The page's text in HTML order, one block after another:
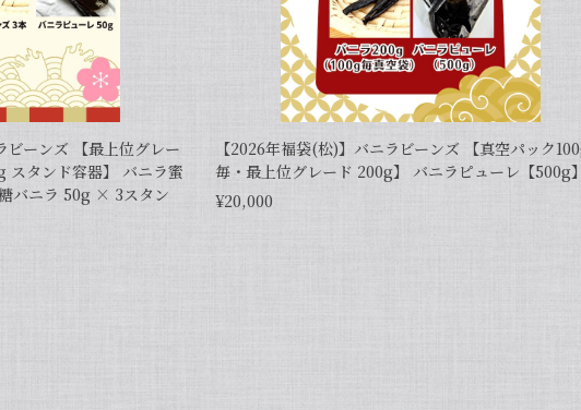
をご利用いただきまして、誠にありがとうございます！こちらこそスムーズなお取
メルのように甘くほのかに香るブルボン種バニラもお試しくださいませ。今後と
ました。 今までは安価なバニラエッセンスを仕方なく使っていました。 バニラビ
ビーンズ 【最上位グレー
スタンド容器】 バニラ蜜
バニラ 50g × 3スタン
【2026年福袋(松)】バニラビーンズ 【真空パック
毎・最上位グレード 200g】 バニラピューレ【500g】
¥20,000